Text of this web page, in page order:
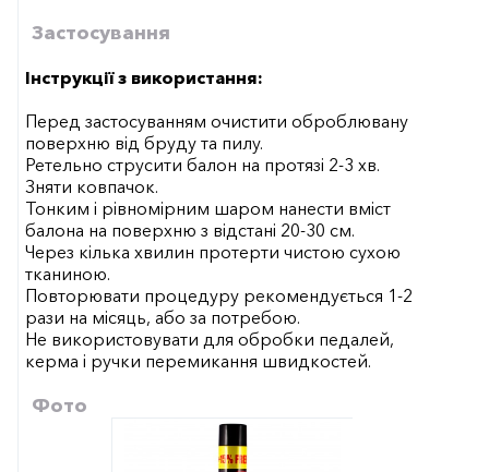
Застосування
Інструкції з використання:
Перед застосуванням очистити оброблювану
поверхню від бруду та пилу.
Ретельно струсити балон на протязі 2-3 хв.
Зняти ковпачок.
Тонким і рівномірним шаром нанести вміст
балона на поверхню з відстані 20-30 см.
Через кілька хвилин протерти чистою сухою
тканиною.
Повторювати процедуру рекомендується 1-2
рази на місяць, або за потребою.
Не використовувати для обробки педалей,
керма і ручки перемикання швидкостей.
Фото